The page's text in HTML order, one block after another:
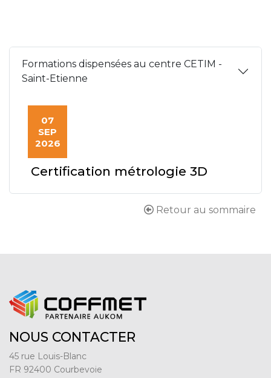
Formations dispensées au centre CETIM -
Saint-Etienne
07
SEP
2026
Certification métrologie 3D
Retour au sommaire
NOUS CONTACTER
45 rue Louis-Blanc
FR 92400 Courbevoie